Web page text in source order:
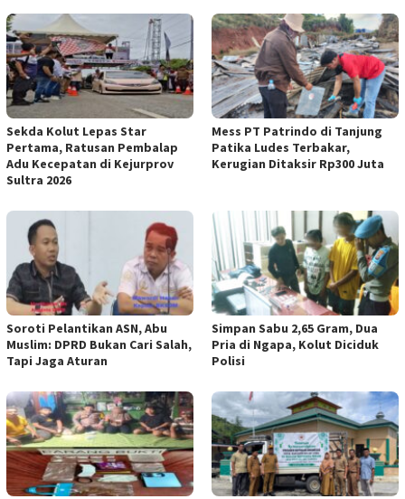
Sekda Kolut Lepas Star
Pertama, Ratusan Pembalap
Adu Kecepatan di Kejurprov
Sultra 2026
Mess PT Patrindo di Tanjung
Patika Ludes Terbakar,
Kerugian Ditaksir Rp300 Juta
Soroti Pelantikan ASN, Abu
Muslim: DPRD Bukan Cari Salah,
Tapi Jaga Aturan
Simpan Sabu 2,65 Gram, Dua
Pria di Ngapa, Kolut Diciduk
Polisi